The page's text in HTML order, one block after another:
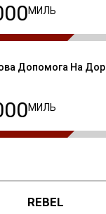
МИЛЬ
Допомога На
МИЛЬ
REBEL